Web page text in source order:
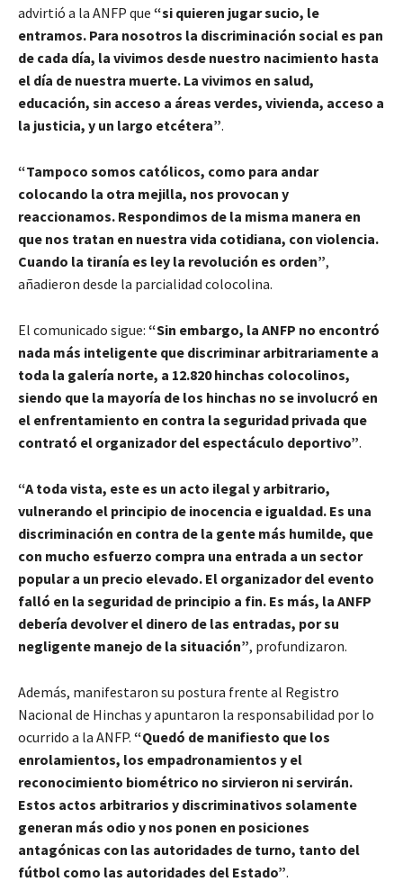
advirtió a la ANFP que “si quieren jugar sucio, le
entramos. Para nosotros la discriminación social es pan
de cada día, la vivimos desde nuestro nacimiento hasta
el día de nuestra muerte. La vivimos en salud,
educación, sin acceso a áreas verdes, vivienda, acceso a
la justicia, y un largo etcétera”.
“Tampoco somos católicos, como para andar
colocando la otra mejilla, nos provocan y
reaccionamos. Respondimos de la misma manera en
que nos tratan en nuestra vida cotidiana, con violencia.
Cuando la tiranía es ley la revolución es orden”,
añadieron desde la parcialidad colocolina.
El comunicado sigue: “Sin embargo, la ANFP no encontró
nada más inteligente que discriminar arbitrariamente a
toda la galería norte, a 12.820 hinchas colocolinos,
siendo que la mayoría de los hinchas no se involucró en
el enfrentamiento en contra la seguridad privada que
contrató el organizador del espectáculo deportivo”.
“A toda vista, este es un acto ilegal y arbitrario,
vulnerando el principio de inocencia e igualdad. Es una
discriminación en contra de la gente más humilde, que
con mucho esfuerzo compra una entrada a un sector
popular a un precio elevado. El organizador del evento
falló en la seguridad de principio a fin. Es más, la ANFP
debería devolver el dinero de las entradas, por su
negligente manejo de la situación”, profundizaron.
Además, manifestaron su postura frente al Registro
Nacional de Hinchas y apuntaron la responsabilidad por lo
ocurrido a la ANFP. “Quedó de manifiesto que los
enrolamientos, los empadronamientos y el
reconocimiento biométrico no sirvieron ni servirán.
Estos actos arbitrarios y discriminativos solamente
generan más odio y nos ponen en posiciones
antagónicas con las autoridades de turno, tanto del
fútbol como las autoridades del Estado”.